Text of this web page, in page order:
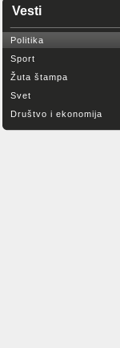
Vesti
Politika
Sport
Žuta štampa
Svet
Društvo i ekonomija